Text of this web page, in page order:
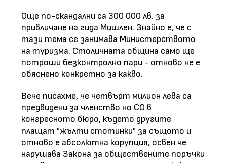
Още по-скандални са 300 000 лв. за
привличане на гида Мишлен. Знайно е, че с
тази тема се занимава Министерството
на туризма. Столичната община само ще
потроши безконтролно пари - отново не е
обяснено конкретно за какво.
Вече писахме, че четвърт милион лева са
предвидени за членство но СО в
конгресното бюро, където другите
плащат "жълти стотинки" за същото и
отново е абсолютна корупция, освен че
нарушава Закона за обществените поръчки